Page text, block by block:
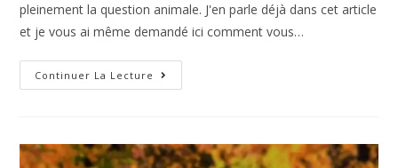
pleinement la question animale. J'en parle déjà dans cet article
et je vous ai même demandé ici comment vous…
Continuer La Lecture